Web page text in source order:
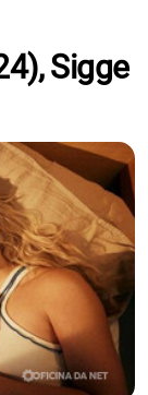
Sigge